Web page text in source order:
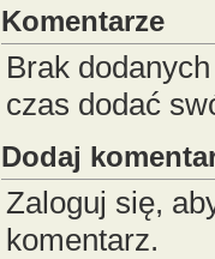
Komentarze
Brak
czas dodać
Dodaj
Zaloguj się,
komentarz.